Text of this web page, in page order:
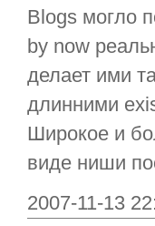
Blogs могло
by now
делает ими
длинними
Широкое и
виде ниши
2007-11-13